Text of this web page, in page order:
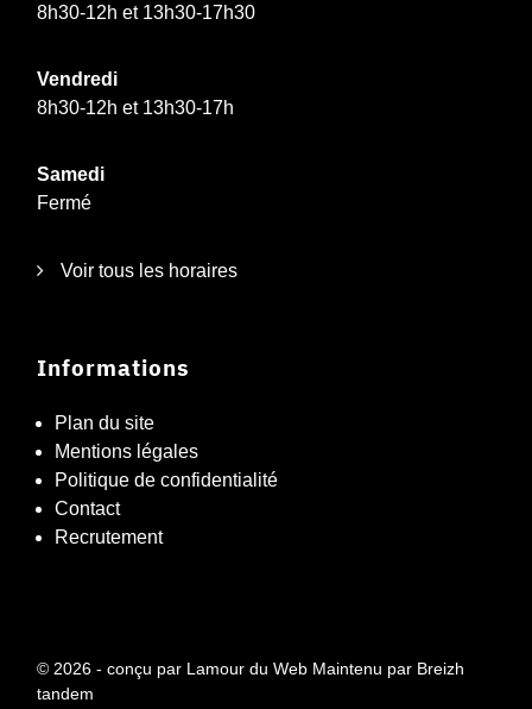
8h30-12h et 13h30-17h30
Vendredi
8h30-12h et 13h30-17h
Samedi
Fermé
Voir tous les horaires
Informations
Plan du site
Mentions légales
Politique de confidentialité
Contact
Recrutement
© 2026 - conçu par Lamour du Web Maintenu par Breizh
tandem